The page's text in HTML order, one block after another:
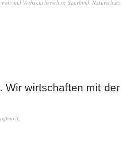
und Verbraucherschutz Saarland, Naturschutz,
Wir wirtschaften mit der